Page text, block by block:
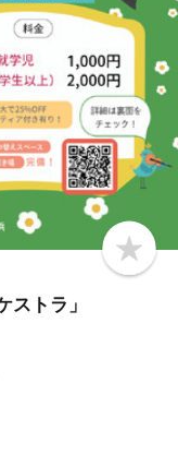
b
o
ストラ」